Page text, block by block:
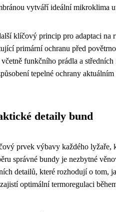
vytváří ideální mikroklima
klíčový princip pro adaptaci na
primární ochranu před
funkčního prádla a středních
tepelné ochrany
detaily bund
prvek výbavy každého lyžaře,
správné bundy je nezbytné
detailů, které rozhodují o tom,
optimální termoregulaci